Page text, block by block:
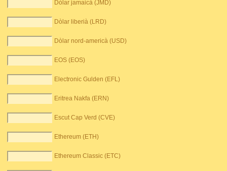
Dòlar jamaicà (JMD)
Dòlar liberià (LRD)
Dòlar nord-americà (USD)
EOS (EOS)
Electronic Gulden (EFL)
Eritrea Nakfa (ERN)
Escut Cap Verd (CVE)
Ethereum (ETH)
Ethereum Classic (ETC)